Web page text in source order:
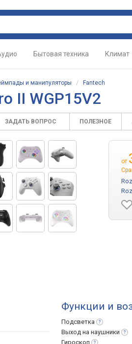
Бытовая техника Климат
и манипуляторы / Fantech
II WGP15V2
ЗАДАТЬ ВОПРОС ПОЛЕЗНОЕ
от
Функции и
Подсветка
Выход на наушники
Гироскоп